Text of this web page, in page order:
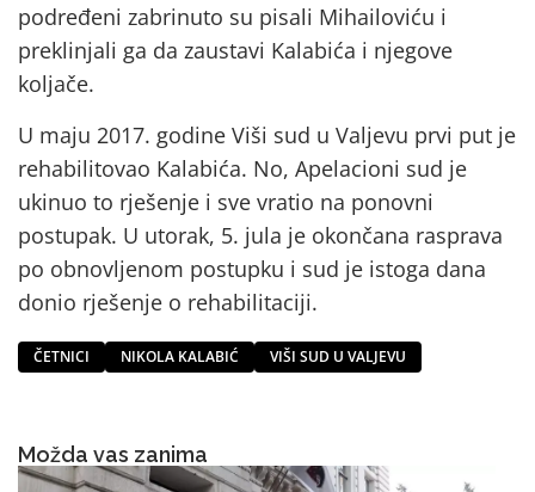
podređeni zabrinuto su pisali Mihailoviću i
preklinjali ga da zaustavi Kalabića i njegove
koljače.
U maju 2017. godine Viši sud u Valjevu prvi put je
rehabilitovao Kalabića. No, Apelacioni sud je
ukinuo to rješenje i sve vratio na ponovni
postupak. U utorak, 5. jula je okončana rasprava
po obnovljenom postupku i sud je istoga dana
donio rješenje o rehabilitaciji.
ČETNICI NIKOLA KALABIĆ VIŠI SUD U VALJEVU
Možda vas zanima